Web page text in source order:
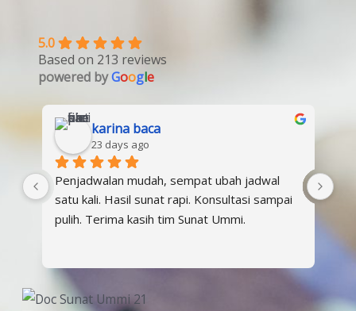
5.0
Based on 213 reviews
powered byGoogle
karina baca
23 days ago
Penjadwalan mudah, sempat ubah jadwal
satu kali. Hasil sunat rapi. Konsultasi sampai
pulih. Terima kasih tim Sunat Ummi.